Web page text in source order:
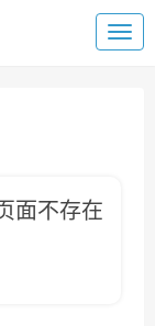
面不存在